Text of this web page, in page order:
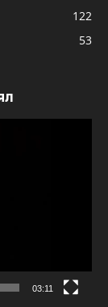
122
53
03:11